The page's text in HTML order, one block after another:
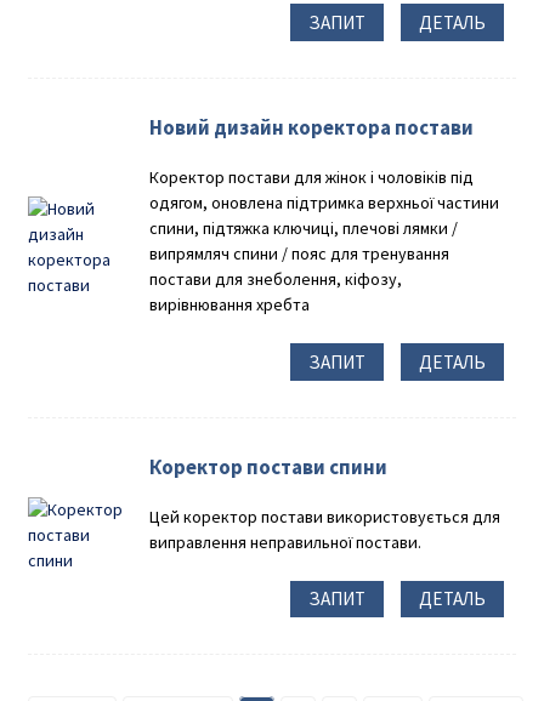
ЗАПИТ ДЕТАЛЬ
Новий дизайн коректора постави
Коректор постави для жінок і чоловіків під
одягом, оновлена ​​підтримка верхньої частини
спини, підтяжка ключиці, плечові лямки /
випрямляч спини / пояс для тренування
постави для знеболення, кіфозу,
вирівнювання хребта
ЗАПИТ ДЕТАЛЬ
Коректор постави спини
Цей коректор постави використовується для
виправлення неправильної постави.
ЗАПИТ ДЕТАЛЬ